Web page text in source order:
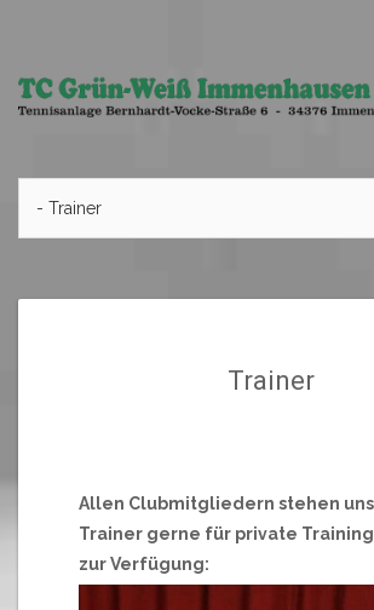
Trainer
Allen Clubmitgliedern stehen
Trainer gerne für private
zur Verfügung: